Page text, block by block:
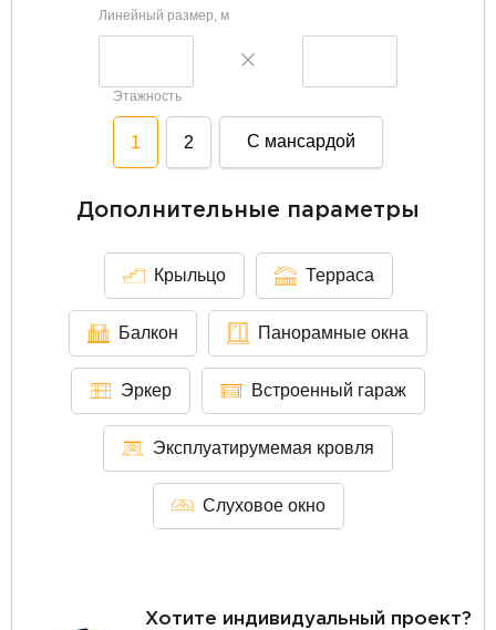
Линейный размер, м
Этажность
1 2 С мансардой
Дополнительные параметры
Крыльцо Терраса
Балкон Панорамные окна
Эркер Встроенный гараж
Эксплуатирумемая кровля
Слуховое окно
Хотите индивидуальный проект?